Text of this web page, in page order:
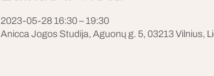
2023-05-28 16:30 – 19:30
Anicca Jogos Studija, Aguonų g. 5, 03213 Vilnius,